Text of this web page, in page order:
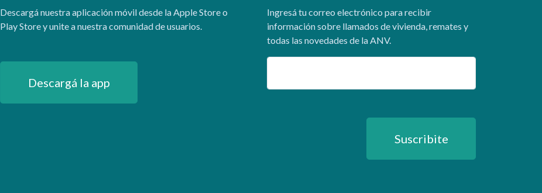
Descargá nuestra aplicación móvil desde la Apple Store o
Play Store y unite a nuestra comunidad de usuarios.
Descargá la app
Ingresá tu correo electrónico para recibir
información sobre llamados de vivienda, remates y
todas las novedades de la ANV.
Email
Suscribite